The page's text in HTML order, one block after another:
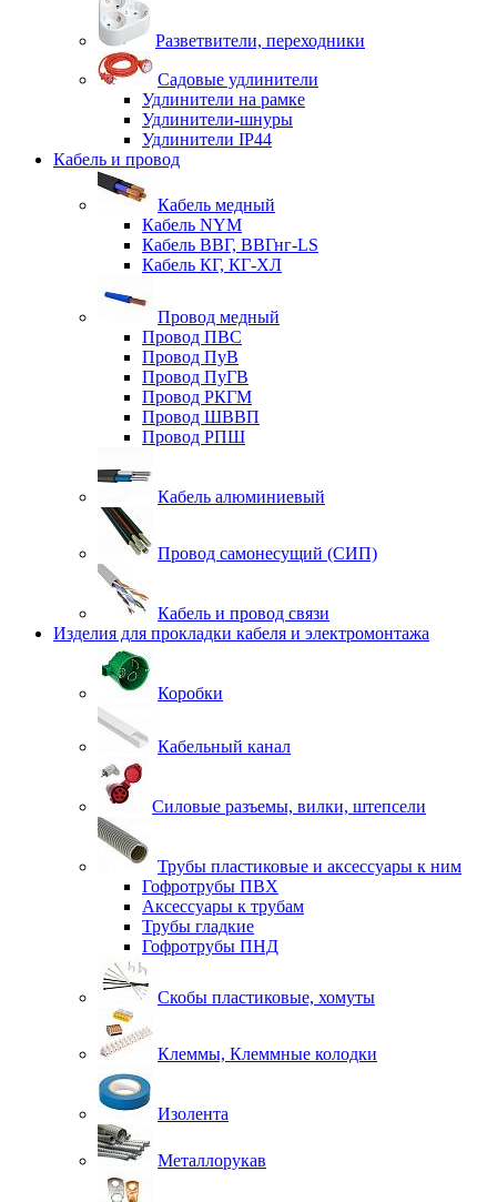
Разветвители, переходники
Садовые удлинители
Удлинители на рамке
Удлинители-шнуры
Удлинители IP44
Кабель и провод
Кабель медный
Кабель NYM
Кабель ВВГ, ВВГнг-LS
Кабель КГ, КГ-ХЛ
Провод медный
Провод ПВС
Провод ПуВ
Провод ПуГВ
Провод РКГМ
Провод ШВВП
Провод РПШ
Кабель алюминиевый
Провод самонесущий (СИП)
Кабель и провод связи
Изделия для прокладки кабеля и электромонтажа
Коробки
Кабельный канал
Силовые разъемы, вилки, штепсели
Трубы пластиковые и аксессуары к ним
Гофротрубы ПВХ
Аксессуары к трубам
Трубы гладкие
Гофротрубы ПНД
Скобы пластиковые, хомуты
Клеммы, Клеммные колодки
Изолента
Металлорукав